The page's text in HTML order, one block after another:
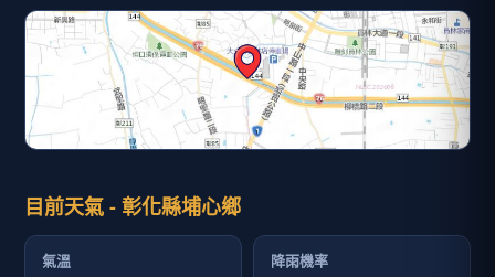
目前天氣 - 彰化縣埔心鄉
氣溫 降雨機率